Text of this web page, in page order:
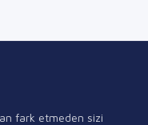
fark etmeden sizi